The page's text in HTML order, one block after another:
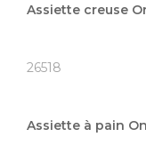
Assiette creuse
26518
Assiette à pain